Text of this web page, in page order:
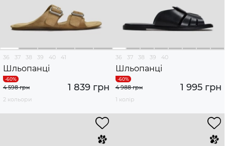
36 37 38 39 40 41
Шльопанці
1 839 грн
4 598 грн
2 кольори
36 37 38 39 40
Шльопанці
1 995 грн
4 988 грн
1 колір